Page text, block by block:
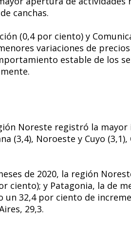
canchas.
(0,4 por ciento) y
variaciones de
estable de los
Noreste registró la
(3,4), Noroeste y Cuyo
de 2020, la región
ciento); y Patagonia, la de
32,4 por ciento de
29,3.